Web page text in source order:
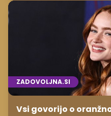
ZADOVOLJNA.SI
Vsi govorijo o